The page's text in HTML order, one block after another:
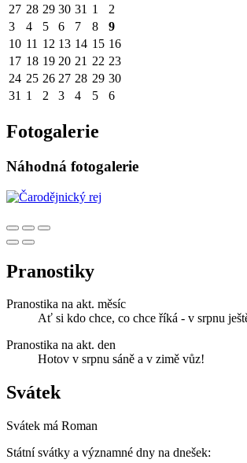
27 28 29 30 31 1
2
3
4 5 6 7 8
9
10 11 12 13 14 15 16
17 18 19 20 21 22 23
24 25 26 27 28 29 30
31 1 2 3 4 5 6
Fotogalerie
Náhodná fotogalerie
Pranostiky
Pranostika na akt. měsíc
Ať si kdo chce, co chce říká - v srpnu
Pranostika na akt. den
Hotov v srpnu sáně a v zimě vůz!
Svátek
Svátek má Roman
Státní svátky a významné dny na dnešek: